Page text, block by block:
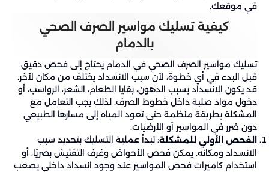
في موقعك.
كيفية تسليك مواسير الصرف الصحي
بالدمام
تسليك مواسير الصرف الصحي في الدمام يحتاج إلى فحص دقيق
قبل البدء في أي خطوة، لأن سبب الانسداد يختلف من مكان لآخر.
قد يكون الانسداد بسبب الدهون، بقايا الطعام، الشعر، الرواسب، أو
دخول مواد صلبة داخل خطوط الصرف. لذلك يجب التعامل مع
المشكلة بطريقة منظمة حتى تعود المياه إلى مسارها الطبيعي
دون ضرر في المواسير أو الأرضيات.
الفحص الأولي للمشكلة: تبدأ عملية التسليك بتحديد سبب
الانسداد ومكانه. يمكن فحص الأحواض وغرف التفتيش بصريًا، أو
استخدام كاميرات فحص المواسير عند وجود انسداد داخلي يصعب